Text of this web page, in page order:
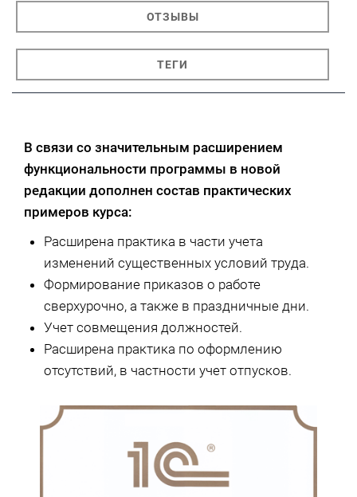
ОТЗЫВЫ
ТЕГИ
В связи со значительным расширением
функциональности программы в новой
редакции дополнен состав практических
примеров курса:
Расширена практика в части учета
изменений существенных условий труда.
Формирование приказов о работе
сверхурочно, а также в праздничные дни.
Учет совмещения должностей.
Расширена практика по оформлению
отсутствий, в частности учет отпусков.